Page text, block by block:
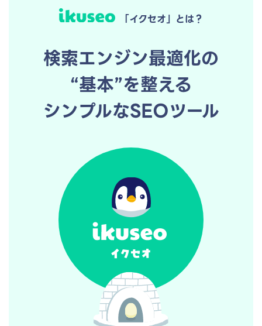
「イクセオ」とは？
検索エンジン最適化の
“基本”を整える
シンプルなSEOツール